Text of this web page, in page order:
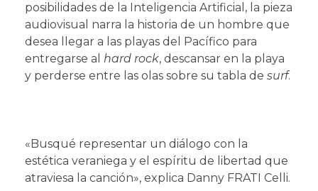
posibilidades de la Inteligencia Artificial, la pieza
audiovisual narra la historia de un hombre que
desea llegar a las playas del Pacífico para
entregarse al hard rock, descansar en la playa
y perderse entre las olas sobre su tabla de surf.
«Busqué representar un diálogo con la
estética veraniega y el espíritu de libertad que
atraviesa la canción», explica Danny FRATI Celli.